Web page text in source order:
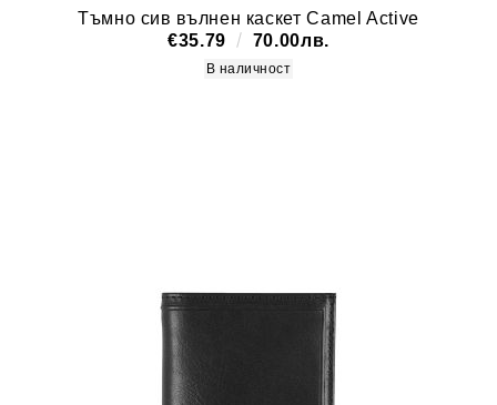
Тъмно сив вълнен каскет Camel Active
€35.79
70.00лв.
В наличност